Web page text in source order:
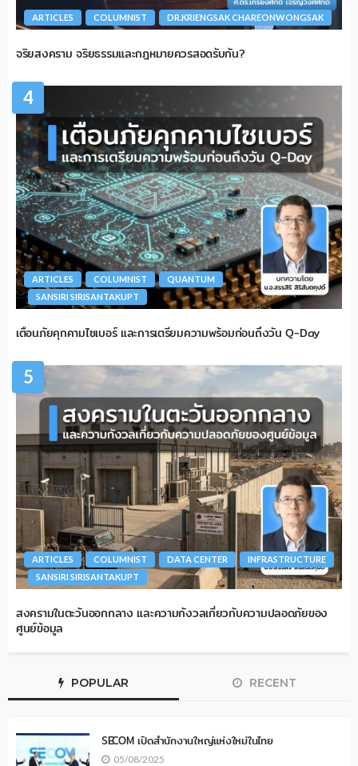
ARTICLES COLUMNIST DR.KRIENGSAK CHAREONWONGSAK
จริยสงคราม จริยธรรมและกฎหมายควรสอดรับกัน?
4
ARTICLES COLUMNIST
QUANTUM
SANSIRI SIRISANTAKUPT
เตือนภัยคุกคามไซเบอร์ และการเตรียมความพร้อมก่อนถึงวัน Q-Day
5
ARTICLES COLUMNIST DATA CENTER
INFRASTRUCTURE
SANSIRI SIRISANTAKUPT
สงครามในตะวันออกกลาง และความกังวลเกี่ยวกับความปลอดภัยของ
ศูนย์ข้อมูล
POPULAR RECENT
SECOM เปิดสำนักงานใหญ่แห่งใหม่ในไทย
05/08/2025